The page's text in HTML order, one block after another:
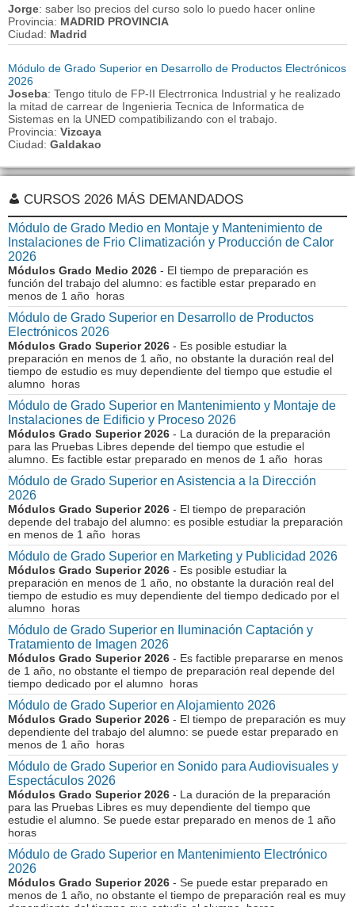
Jorge: saber lso precios del curso solo lo puedo hacer online
Provincia: MADRID PROVINCIA
Ciudad: Madrid
Módulo de Grado Superior en Desarrollo de Productos Electrónicos
2026
Joseba: Tengo titulo de FP-II Electrronica Industrial y he realizado
la mitad de carrear de Ingenieria Tecnica de Informatica de
Sistemas en la UNED compatibilizando con el trabajo.
Provincia: Vizcaya
Ciudad: Galdakao
CURSOS 2026 MÁS DEMANDADOS
Módulo de Grado Medio en Montaje y Mantenimiento de
Instalaciones de Frio Climatización y Producción de Calor
2026
Módulos Grado Medio 2026 - El tiempo de preparación es
función del trabajo del alumno: es factible estar preparado en
menos de 1 año horas
Módulo de Grado Superior en Desarrollo de Productos
Electrónicos 2026
Módulos Grado Superior 2026 - Es posible estudiar la
preparación en menos de 1 año, no obstante la duración real del
tiempo de estudio es muy dependiente del tiempo que estudie el
alumno horas
Módulo de Grado Superior en Mantenimiento y Montaje de
Instalaciones de Edificio y Proceso 2026
Módulos Grado Superior 2026 - La duración de la preparación
para las Pruebas Libres depende del tiempo que estudie el
alumno. Es factible estar preparado en menos de 1 año horas
Módulo de Grado Superior en Asistencia a la Dirección
2026
Módulos Grado Superior 2026 - El tiempo de preparación
depende del trabajo del alumno: es posible estudiar la preparación
en menos de 1 año horas
Módulo de Grado Superior en Marketing y Publicidad 2026
Módulos Grado Superior 2026 - Es posible estudiar la
preparación en menos de 1 año, no obstante la duración real del
tiempo de estudio es muy dependiente del tiempo dedicado por el
alumno horas
Módulo de Grado Superior en Iluminación Captación y
Tratamiento de Imagen 2026
Módulos Grado Superior 2026 - Es factible prepararse en menos
de 1 año, no obstante el tiempo de preparación real depende del
tiempo dedicado por el alumno horas
Módulo de Grado Superior en Alojamiento 2026
Módulos Grado Superior 2026 - El tiempo de preparación es muy
dependiente del trabajo del alumno: se puede estar preparado en
menos de 1 año horas
Módulo de Grado Superior en Sonido para Audiovisuales y
Espectáculos 2026
Módulos Grado Superior 2026 - La duración de la preparación
para las Pruebas Libres es muy dependiente del tiempo que
estudie el alumno. Se puede estar preparado en menos de 1 año
horas
Módulo de Grado Superior en Mantenimiento Electrónico
2026
Módulos Grado Superior 2026 - Se puede estar preparado en
menos de 1 año, no obstante el tiempo de preparación real es muy